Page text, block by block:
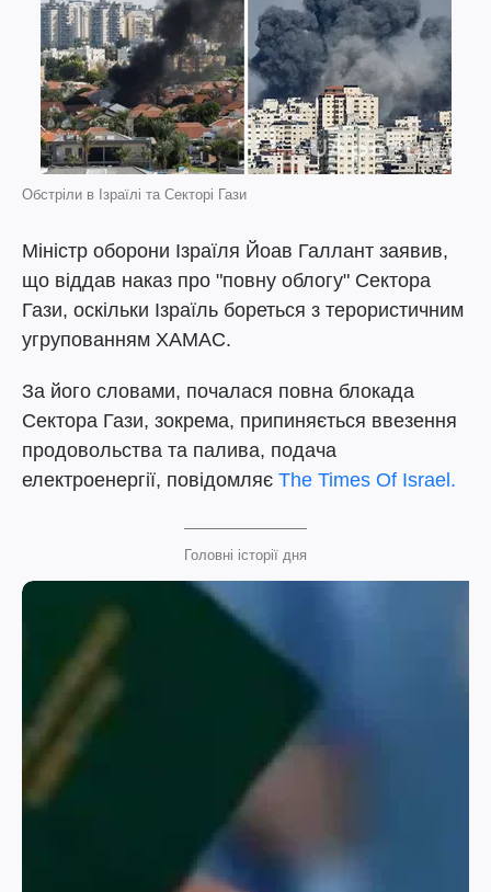
Обстріли в Ізраїлі та Секторі Гази
Міністр оборони Ізраїля Йоав Галлант заявив,
що віддав наказ про "повну облогу" Сектора
Гази, оскільки Ізраїль бореться з терористичним
угрупованням ХАМАС.
За його словами, почалася повна блокада
Сектора Гази, зокрема, припиняється ввезення
продовольства та палива, подача
електроенергії, повідомляє The Times Of Israel.
Головні історії дня